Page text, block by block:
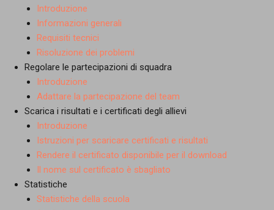
Introduzione
Informazioni generali
Requisiti tecnici
Risoluzione dei problemi
Regolare le partecipazioni di squadra
Introduzione
Adattare la partecipazione del team
Scarica i risultati e i certificati degli allievi
Introduzione
Istruzioni per scaricare certificati e risultati
Rendere il certificato disponibile per il download
Il nome sul certificato è sbagliato
Statistiche
Statistiche della scuola